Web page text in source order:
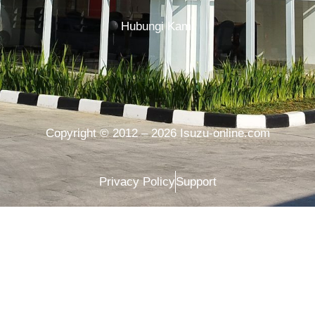
Hubungi Kami
Copyright © 2012 – 2026 Isuzu-online.com
Privacy PolicySupport